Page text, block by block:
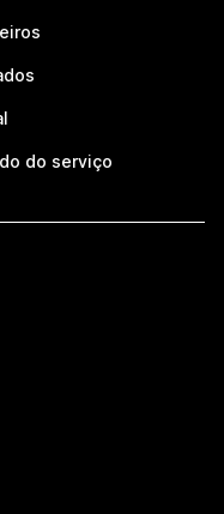
do serviço